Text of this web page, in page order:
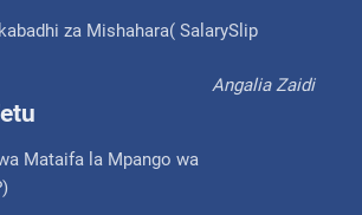
za Mishahara( SalarySlip
Angalia Zaidi
Mataifa la Mpango wa